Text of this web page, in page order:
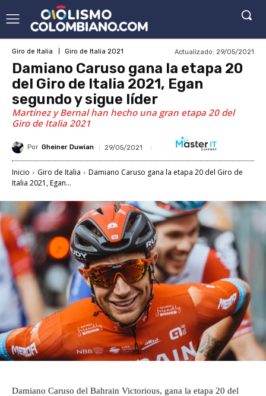
Giro de Italia Giro de Italia 2021 Actualizado: 29/05/2021
Damiano Caruso gana la etapa 20
del Giro de Italia 2021, Egan
segundo y sigue líder
Martínez y Bernal han hecho una gran etapa 20 del
Giro de Italia 2021
Por Gheiner Duwian 29/05/2021
Inicio Giro de Italia
Damiano Caruso gana la etapa 20 del Giro de
Italia 2021, Egan...
Damiano Caruso del Bahrain Victorious, gana la etapa 20 del